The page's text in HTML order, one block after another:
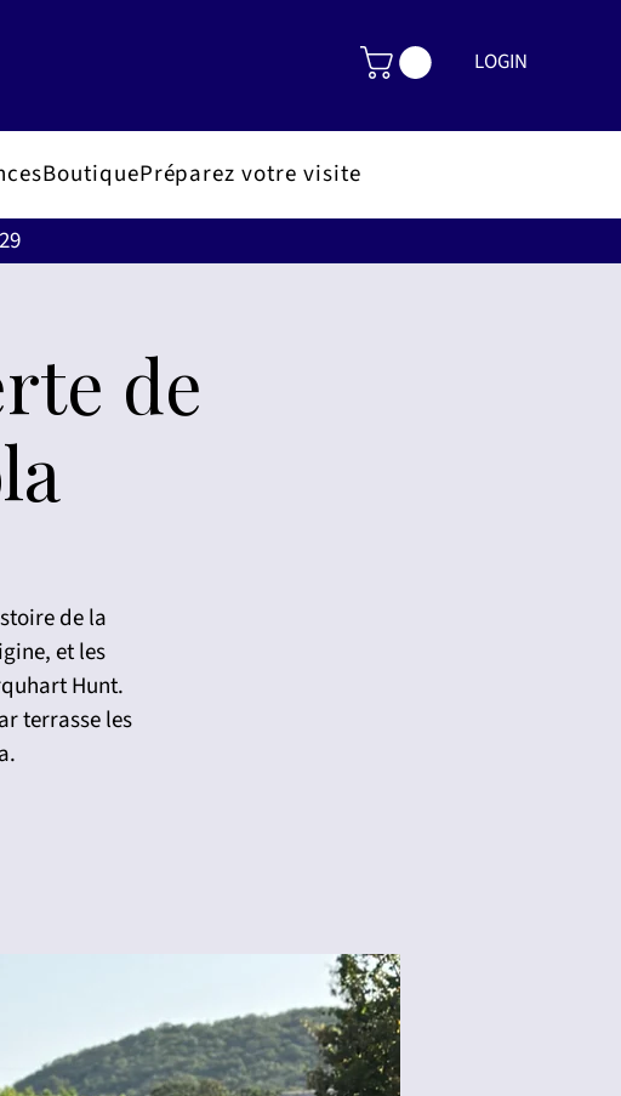
LOGIN
BoutiquePréparez votre visite
de
de la
et les
Hunt.
terrasse les